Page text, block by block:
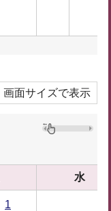
画面サイズで表示
水
1